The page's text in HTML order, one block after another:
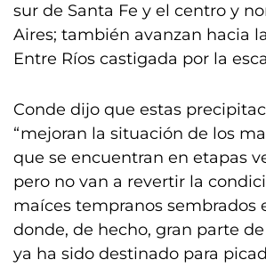
sur de Santa Fe y el centro y
Aires; también avanzan hacia
Entre Ríos castigada por la
Conde dijo que estas
“mejoran la situación de los
que se encuentran en etapas
pero no van a revertir la
maíces tempranos sembrados
donde, de hecho, gran parte
ya ha sido destinado para